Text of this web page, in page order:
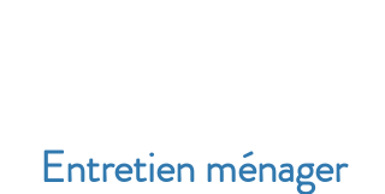
Entretien ménager